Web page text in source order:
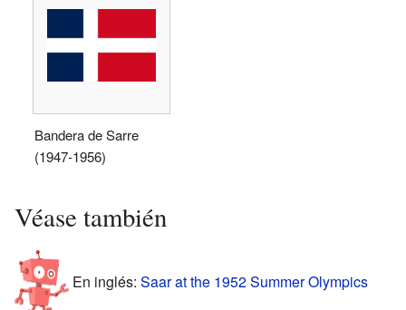
Bandera de Sarre
(1947-1956)
Véase también
En inglés: Saar at the 1952 Summer Olympics